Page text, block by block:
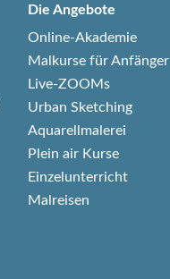
Die Angebote
Online-Akademie
Malkurse für Anfänger
Live-ZOOMs
Urban Sketching
Aquarellmalerei
Plein air Kurse
Einzelunterricht
Malreisen